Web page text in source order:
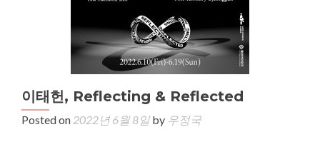
이태헌, Reflecting & Reflected
Posted on 2022년 6월 8일by 우정국